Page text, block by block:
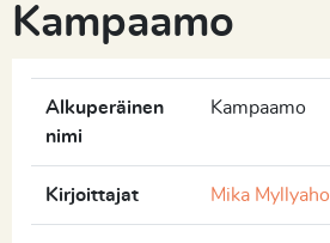
Kampaamo
Alkuperäinen
nimi
Kampaamo
Kirjoittajat Mika Myllyaho